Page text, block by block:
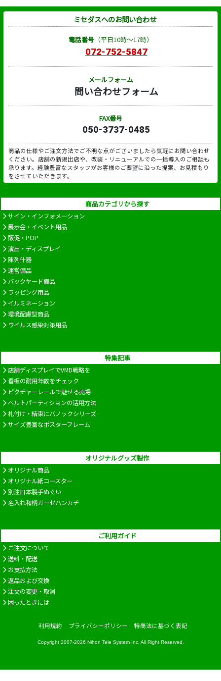
ミセダスへのお問い合わせ
電話番号（平日10時～17時）
072-752-5847
メールフォーム
問い合わせフォーム
FAX番号
050-3737-0485
商品の仕様やご注文方法でご不明な点がございましたら気軽にお問い合わせ
ください。店舗の新規出店や、改装・リニューアルでの一括導入のご相談も
承ります。経験豊富なスタッフがお客様のご要望に沿った提案、お見積もり
をさせていただきます。
商品カテゴリから探す
サイン・インフォメーション
展示会・イベント用品
販促・POP
演出・ディスプレイ
陳列什器
運営備品
バックヤード備品
ラッピング用品
イルミネーション
環境配慮型商品
ウイルス感染対策用品
特集記事
店舗ディスプレイでVMD戦略を
看板の耐用年数をチェック
ピクチャーレールで魅せる売場
ベルトパーティションの活用方法
札付け・結束にバノックシリーズ
サイズ豊富なポスターフレーム
オリジナルグッズ製作
オリジナル商品
オリジナル紙コースター
別注日本製手ぬぐい
名入れ和柄ガーゼハンカチ
ご利用ガイド
ご注文について
送料・配送
お支払方法
返品および交換
注文の変更・取消
困ったときには
利用規約 プライバシーポリシー 特商法に基づく表記
Copyright 2007-2026 Nihon Tele System Inc. All Right Reserved.